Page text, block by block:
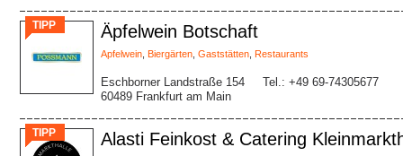
TIPP Äpfelwein Botschaft
Apfelwein Biergärten Gaststätten Restaurants
Eschborner Landstraße 154
60489 Frankfurt am Main
Tel.: +49 69-74305677
TIPP Alasti Feinkost & Catering